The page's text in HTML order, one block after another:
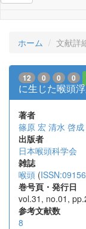
ホーム 文献詳
12 0 0 0
に生じた喉頭
著者
篠原 宏 清水 啓成
出版者
日本喉頭科学会
雑誌
喉頭 (
巻号頁・発行日
vol.31, no.01,
参考文献数
8